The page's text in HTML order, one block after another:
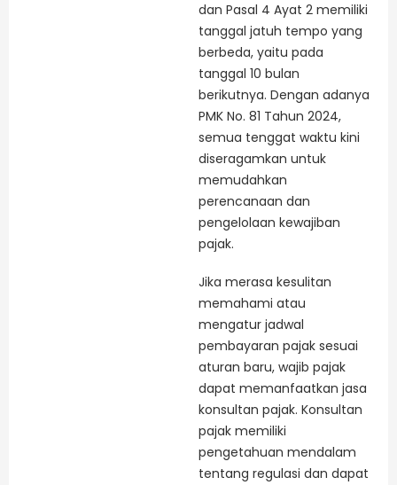
dan Pasal 4 Ayat 2 memiliki
tanggal jatuh tempo yang
berbeda, yaitu pada
tanggal 10 bulan
berikutnya. Dengan adanya
PMK No. 81 Tahun 2024,
semua tenggat waktu kini
diseragamkan untuk
memudahkan
perencanaan dan
pengelolaan kewajiban
pajak.
Jika merasa kesulitan
memahami atau
mengatur jadwal
pembayaran pajak sesuai
aturan baru, wajib pajak
dapat memanfaatkan jasa
konsultan pajak. Konsultan
pajak memiliki
pengetahuan mendalam
tentang regulasi dan dapat